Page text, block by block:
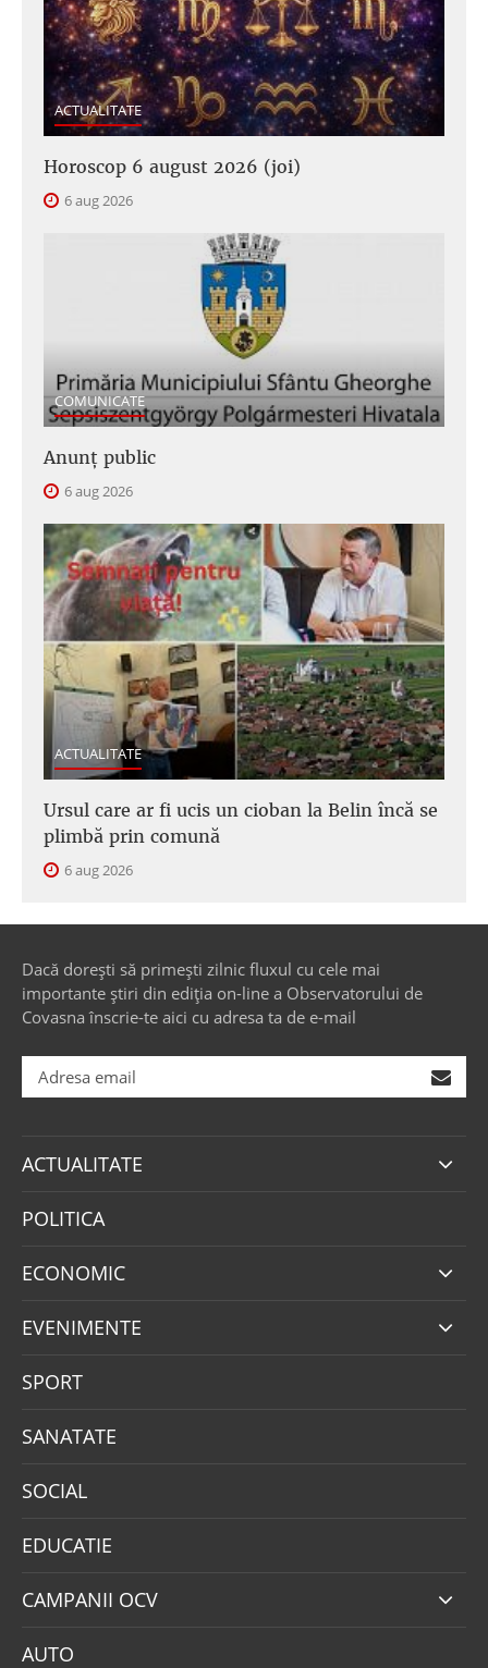
ACTUALITATE
Horoscop 6 august 2026 (joi)
6 aug 2026
COMUNICATE
Anunţ public
6 aug 2026
ACTUALITATE
Ursul care ar fi ucis un cioban la Belin încă se
plimbă prin comună
6 aug 2026
Dacă dorești să primești zilnic fluxul cu cele mai
importante știri din ediția on-line a Observatorului de
Covasna înscrie-te aici cu adresa ta de e-mail
ACTUALITATE
POLITICA
ECONOMIC
EVENIMENTE
SPORT
SANATATE
SOCIAL
EDUCATIE
CAMPANII OCV
AUTO